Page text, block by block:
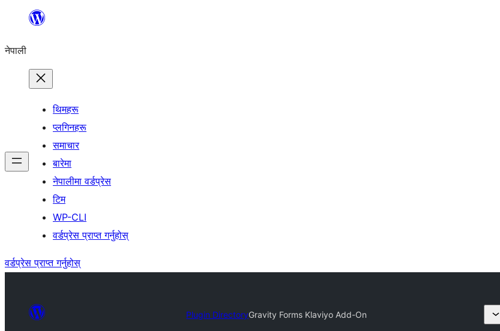
सामग्रीमा
नेपाली
थिमहरू
प्लगिनहरू
समाचार
बारेमा
नेपालीमा वर्डप्रेस
टिम
WP-CLI
वर्डप्रेस प्राप्त गर्नुहोस्
वर्डप्रेस प्राप्त गर्नुहोस्
Plugin DirectoryGravity Forms Klaviyo Add-On